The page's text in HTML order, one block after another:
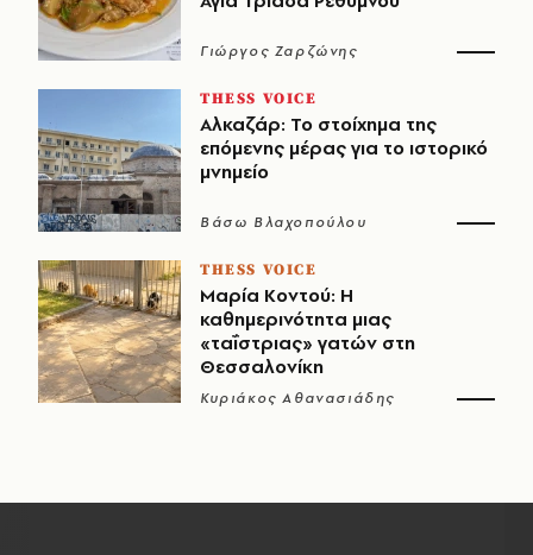
Γιώργος Ζαρζώνης
THESS VOICE
Αλκαζάρ: Το στοίχημα της
επόμενης μέρας για το ιστορικό
μνημείο
Βάσω Βλαχοπούλου
THESS VOICE
Μαρία Κοντού: Η
καθημερινότητα μιας
«ταΐστριας» γατών στη
Θεσσαλονίκη
Κυριάκος Αθανασιάδης